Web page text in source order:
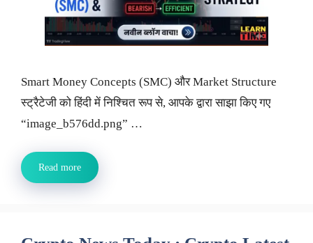
Smart Money Concepts (SMC) और Market Structure
स्ट्रैटेजी को हिंदी में निश्चित रूप से, आपके द्वारा साझा किए गए
“image_b576dd.png” …
Read more